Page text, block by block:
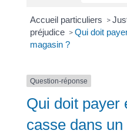
Accueil particuliers >
préjudice > Qui doit
magasin ?
Question-réponse
Qui doit payer
casse dans